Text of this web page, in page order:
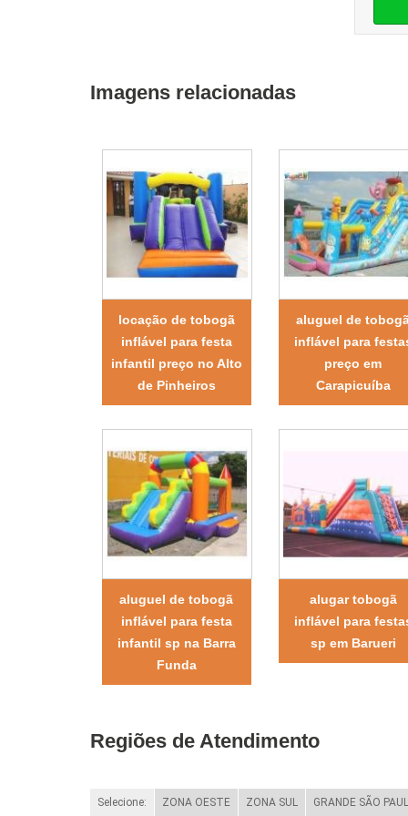
Imagens relacionadas
locação de tobogã
inflável para festa
infantil preço no Alto
de Pinheiros
aluguel de
inflável para
preço em
Carapicuíba
aluguel de tobogã
inflável para festa
infantil sp na Barra
Funda
alugar tobogã
inflável para
sp em Barueri
Regiões de Atendimento
Selecione: ZONA OESTE ZONA SUL GRANDE SÃO